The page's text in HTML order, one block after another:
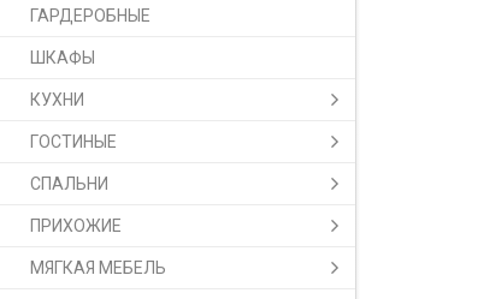
ГАРДЕРОБНЫЕ
ШКАФЫ
КУХНИ
ГОСТИНЫЕ
СПАЛЬНИ
ПРИХОЖИЕ
МЯГКАЯ МЕБЕЛЬ